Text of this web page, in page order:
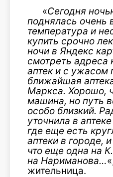
«Сегодня
поднялась очень
температура и
купить срочно
ночи в Яндекс
смотреть адреса
аптек и с ужасом
ближайшая
Маркса. Хорошо,
машина, но путь
особо близкий.
уточнила в
где еще есть
аптеки в городе,
что еще одна на
на Нариманова…
жительница.